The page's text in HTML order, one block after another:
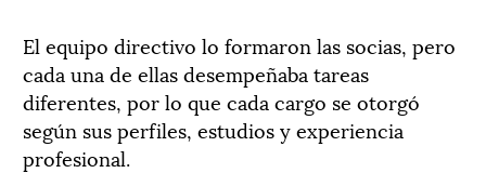
El equipo directivo lo formaron las socias, pero
cada una de ellas desempeñaba tareas
diferentes, por lo que cada cargo se otorgó
según sus perfiles, estudios y experiencia
profesional.